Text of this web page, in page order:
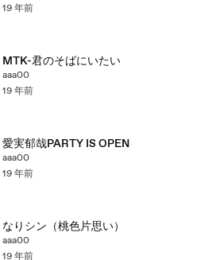
19 年前
MTK-君のそばにいたい
aaa00
19 年前
愛実郁哉PARTY IS OPEN
aaa00
19 年前
なりシン（桃色片思い）
aaa00
19 年前